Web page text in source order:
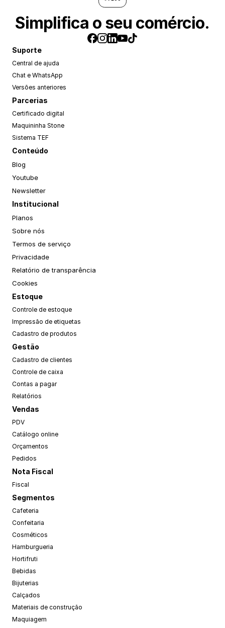
Simplifica o seu comércio.
Suporte
Central de ajuda
Chat e WhatsApp
Versões anteriores
Parcerias
Certificado digital
Maquininha Stone
Sistema TEF
Conteúdo
Blog
Youtube
Newsletter
Institucional
Planos
Sobre nós
Termos de serviço
Privacidade
Relatório de transparência
Cookies
Estoque
Controle de estoque
Impressão de etiquetas
Cadastro de produtos
Gestão
Cadastro de clientes
Controle de caixa
Contas a pagar
Relatórios
Vendas
PDV
Catálogo online
Orçamentos
Pedidos
Nota Fiscal
Fiscal
Segmentos
Cafeteria
Confeitaria
Cosméticos
Hamburgueria
Hortifruti
Bebidas
Bijuterias
Calçados
Materiais de construção
Maquiagem